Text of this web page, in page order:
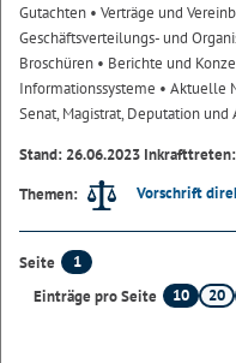
Gutachten • Verträge und
Geschäftsverteilungs- und
Broschüren • Berichte und
Informationssysteme • Aktuelle
Senat, Magistrat, Deputation und
Stand: 26.06.2023
Themen:
Vorschrift
Seite
1
Einträge pro Seite
10 20